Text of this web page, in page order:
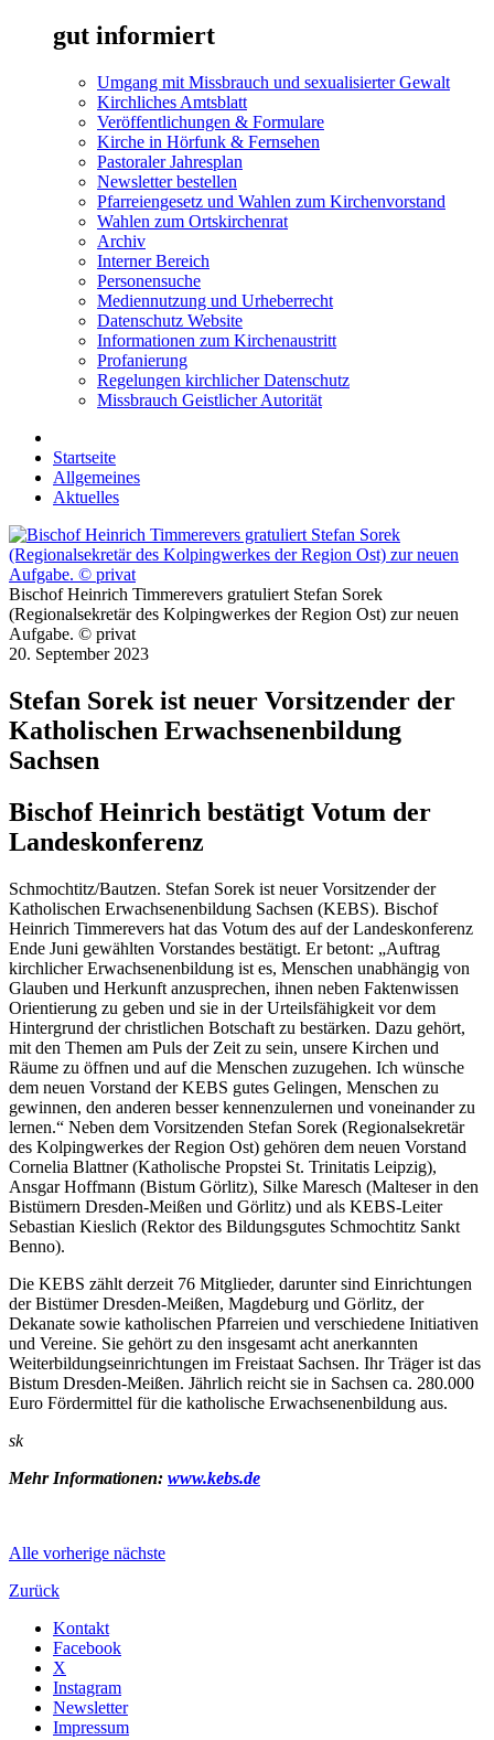
gut informiert
Umgang mit Missbrauch und sexualisierter Gewalt
Kirchliches Amtsblatt
Veröffentlichungen & Formulare
Kirche in Hörfunk & Fernsehen
Pastoraler Jahresplan
Newsletter bestellen
Pfarreiengesetz und Wahlen zum Kirchenvorstand
Wahlen zum Ortskirchenrat
Archiv
Interner Bereich
Personensuche
Mediennutzung und Urheberrecht
Datenschutz Website
Informationen zum Kirchenaustritt
Profanierung
Regelungen kirchlicher Datenschutz
Missbrauch Geistlicher Autorität
Startseite
Allgemeines
Aktuelles
Bischof Heinrich Timmerevers gratuliert Stefan Sorek
(Regionalsekretär des Kolpingwerkes der Region Ost) zur neuen
Aufgabe. © privat
20. September 2023
Stefan Sorek ist neuer Vorsitzender der
Katholischen Erwachsenenbildung
Sachsen
Bischof Heinrich bestätigt Votum der
Landeskonferenz
Schmochtitz/Bautzen. Stefan Sorek ist neuer Vorsitzender der
Katholischen Erwachsenenbildung Sachsen (KEBS). Bischof
Heinrich Timmerevers hat das Votum des auf der Landeskonferenz
Ende Juni gewählten Vorstandes bestätigt. Er betont: „Auftrag
kirchlicher Erwachsenenbildung ist es, Menschen unabhängig von
Glauben und Herkunft anzusprechen, ihnen neben Faktenwissen
Orientierung zu geben und sie in der Urteilsfähigkeit vor dem
Hintergrund der christlichen Botschaft zu bestärken. Dazu gehört,
mit den Themen am Puls der Zeit zu sein, unsere Kirchen und
Räume zu öffnen und auf die Menschen zuzugehen. Ich wünsche
dem neuen Vorstand der KEBS gutes Gelingen, Menschen zu
gewinnen, den anderen besser kennenzulernen und voneinander zu
lernen.“ Neben dem Vorsitzenden Stefan Sorek (Regionalsekretär
des Kolpingwerkes der Region Ost) gehören dem neuen Vorstand
Cornelia Blattner (Katholische Propstei St. Trinitatis Leipzig),
Ansgar Hoffmann (Bistum Görlitz), Silke Maresch (Malteser in den
Bistümern Dresden-Meißen und Görlitz) und als KEBS-Leiter
Sebastian Kieslich (Rektor des Bildungsgutes Schmochtitz Sankt
Benno).
Die KEBS zählt derzeit 76 Mitglieder, darunter sind Einrichtungen
der Bistümer Dresden-Meißen, Magdeburg und Görlitz, der
Dekanate sowie katholischen Pfarreien und verschiedene Initiativen
und Vereine. Sie gehört zu den insgesamt acht anerkannten
Weiterbildungseinrichtungen im Freistaat Sachsen. Ihr Träger ist das
Bistum Dresden-Meißen. Jährlich reicht sie in Sachsen ca. 280.000
Euro Fördermittel für die katholische Erwachsenenbildung aus.
sk
Mehr Informationen: www.kebs.de
Alle vorherige nächste
Zurück
Kontakt
Facebook
X
Instagram
Newsletter
Impressum